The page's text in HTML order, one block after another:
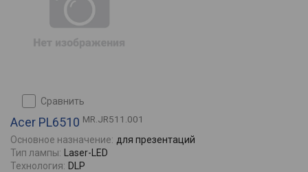
сравнить
Acer PL6510 MR.JR511.001
Основное назначение: для презентаций
Тип лампы:
Laser-LED
Технология: DLP